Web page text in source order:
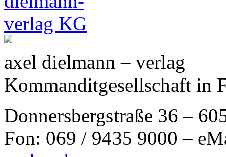
axel dielmann – verlag
Kommanditgesellschaft in
Donnersbergstraße 36 –
Fon: 069 / 9435 9000 –